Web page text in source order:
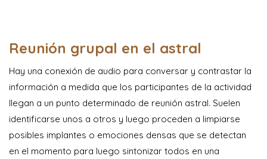
Reunión grupal en el astral
Hay una conexión de audio para conversar y contrastar la
información a medida que los participantes de la actividad
llegan a un punto determinado de reunión astral. Suelen
identificarse unos a otros y luego proceden a limpiarse
posibles implantes o emociones densas que se detectan
en el momento para luego sintonizar todos en una